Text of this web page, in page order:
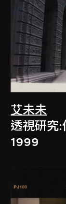
艾未未
透視研究:
1999